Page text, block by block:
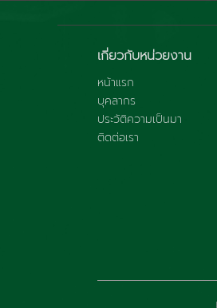
เกี่ยวกับหน่วยงาน
หน้าแรก
บุคลากร
ประวัติความเป็นมา
ติดต่อเรา